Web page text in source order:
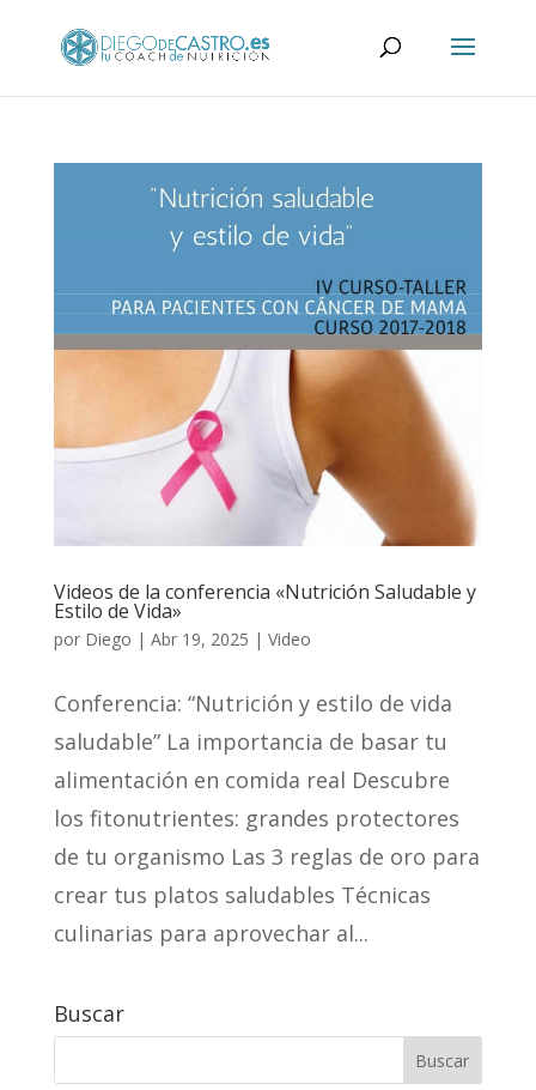
Videos de la conferencia «Nutrición Saludable y
Estilo de Vida»
por Diego | Abr 19, 2025 | Video
Conferencia: “Nutrición y estilo de vida
saludable” La importancia de basar tu
alimentación en comida real Descubre
los fitonutrientes: grandes protectores
de tu organismo Las 3 reglas de oro para
crear tus platos saludables Técnicas
culinarias para aprovechar al...
Buscar